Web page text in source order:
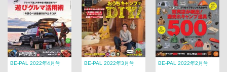
BE-PAL 2022年4月号 BE-PAL 2022年3月号 BE-PAL 2022年2月号